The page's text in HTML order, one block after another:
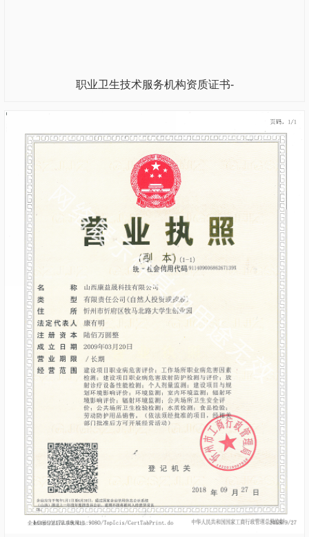
职业卫生技术服务机构资质证书-